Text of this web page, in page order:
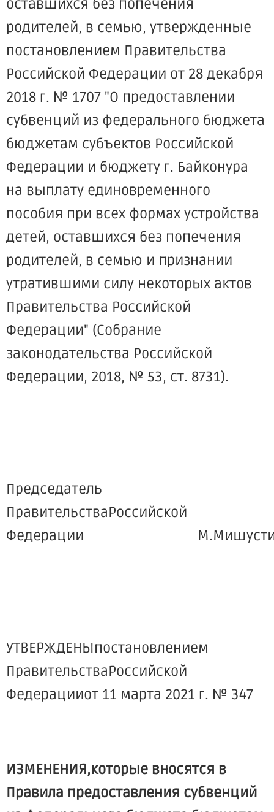
оставшихся без попечения
родителей, в семью, утвержденные
постановлением Правительства
Российской Федерации от 28 декабря
2018 г. № 1707 "О предоставлении
субвенций из федерального бюджета
бюджетам субъектов Российской
Федерации и бюджету г. Байконура
на выплату единовременного
пособия при всех формах устройства
детей, оставшихся без попечения
родителей, в семью и признании
утратившими силу некоторых актов
Правительства Российской
Федерации" (Собрание
законодательства Российской
Федерации, 2018, № 53, ст. 8731).
Председатель
ПравительстваРоссийской
Федерации
УТВЕРЖДЕНЫпостановлением
ПравительстваРоссийской
Федерацииот 11 марта 2021 г. № 347
ИЗМЕНЕНИЯ,которые вносятся в
Правила предоставления субвенций